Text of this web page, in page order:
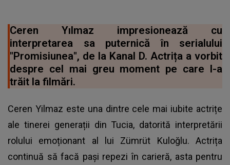
Ceren Yılmaz impresionează cu
interpretarea sa puternică în serialului
"Promisiunea", de la Kanal D. Actrița a vorbit
despre cel mai greu moment pe care l-a
trăit la filmări.
Ceren Yilmaz este una dintre cele mai iubite actrițe
ale tinerei generații din Tucia, datorită interpretării
rolului emoționant al lui Zümrüt Kuloğlu. Actrița
continuă să facă pași repezi în carieră, asta pentru